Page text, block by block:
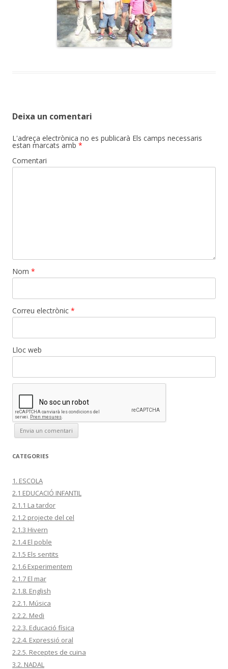
Deixa un comentari
L'adreça electrònica no es publicarà Els camps necessaris
estan marcats amb *
Comentari
Nom *
Correu electrònic *
Lloc web
CATEGORIES
1. ESCOLA
2.1 EDUCACIÓ INFANTIL
2.1.1 La tardor
2.1.2 projecte del cel
2.1.3 Hivern
2.1.4 El poble
2.1.5 Els sentits
2.1.6 Experimentem
2.1.7 El mar
2.1.8. English
2.2.1. Música
2.2.2. Medi
2.2.3. Educació física
2.2.4. Expressió oral
2.2.5. Receptes de cuina
3.2. NADAL